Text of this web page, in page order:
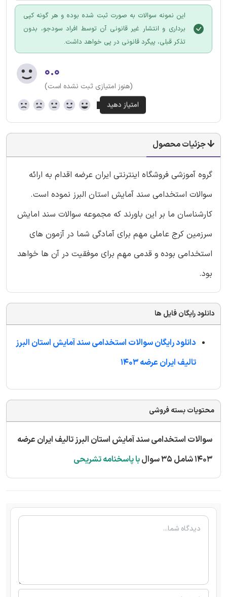
این نمونه سوالات به صورت ثبت شده بوده و هر گونه کپی
برداری و انتشار غیر قانونی آن توسط افراد سودجو، بدون
تذکر قبلی، پیگرد قانونی در پی خواهد داشت.
۰.۰
(هنوز امتیازی ثبت نشده است)
جزئیات محصول
گروه آموزشی فروشگاه اینترنتی ایران عرضه اقدام به ارائه
سوالات استخدامی سند آمایش استان البرز نموده است.
کارشناسان ما بر این باورند که مجموعه سوالات سند امایش
سرزمین کرج عاملی مهم برای آمادگی شما در آزمون های
استخدامی بوده و قدمی مهم برای موفقیت در آن ها خواهد
بود.
دانلود رایگان فایل ها
دانلود رایگان سوالات استخدامی سند آمایش استان البرز
تالیف ایران عرضه 1403
محتویات بسته فروشی
سوالات استخدامی سند آمایش استان البرز تالیف ایران عرضه
1403 شامل 35 سوال
با پاسخنامه تشریحی